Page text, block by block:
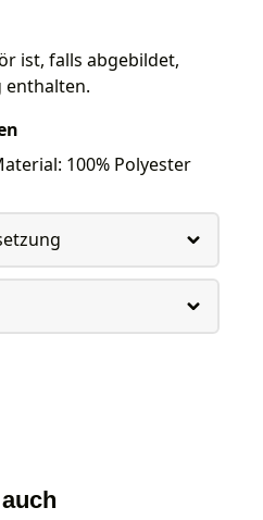
ist, falls abgebildet,
enthalten.
100% Polyester